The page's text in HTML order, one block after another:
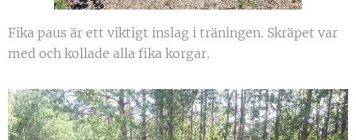
Fika paus är ett viktigt inslag i träningen. Skräpet var
med och kollade alla fika korgar.